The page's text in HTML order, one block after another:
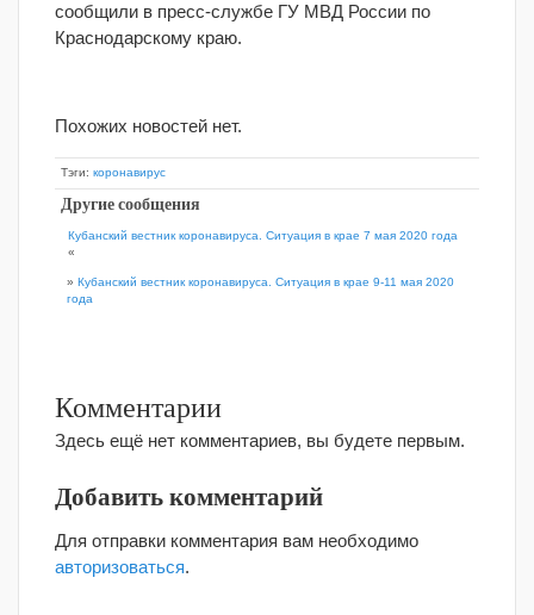
сообщили в пресс-службе ГУ МВД России по
Краснодарскому краю.
Похожих новостей нет.
Тэги: коронавирус
Другие сообщения
Кубанский вестник коронавируса. Ситуация в крае 7 мая 2020 года
«
» Кубанский вестник коронавируса. Ситуация в крае 9-11 мая 2020
года
Комментарии
Здесь ещё нет комментариев, вы будете первым.
Добавить комментарий
Для отправки комментария вам необходимо
авторизоваться.